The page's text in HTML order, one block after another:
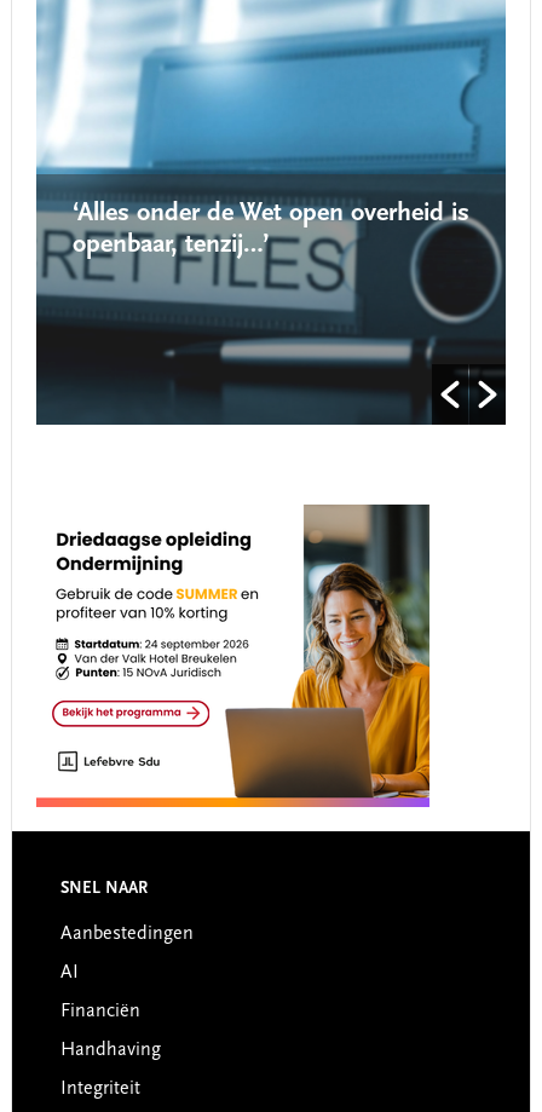
‘Alles onder de Wet open overheid is
openbaar, tenzij…’
Footer
SNEL NAAR
Aanbestedingen
AI
Financiën
Handhaving
Integriteit